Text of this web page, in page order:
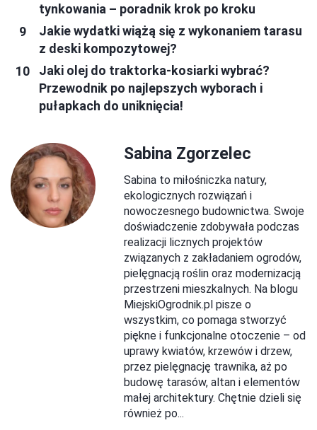
tynkowania – poradnik krok po kroku
Jakie wydatki wiążą się z wykonaniem tarasu
z deski kompozytowej?
Jaki olej do traktorka-kosiarki wybrać?
Przewodnik po najlepszych wyborach i
pułapkach do uniknięcia!
Sabina Zgorzelec
Sabina to miłośniczka natury,
ekologicznych rozwiązań i
nowoczesnego budownictwa. Swoje
doświadczenie zdobywała podczas
realizacji licznych projektów
związanych z zakładaniem ogrodów,
pielęgnacją roślin oraz modernizacją
przestrzeni mieszkalnych. Na blogu
MiejskiOgrodnik.pl pisze o
wszystkim, co pomaga stworzyć
piękne i funkcjonalne otoczenie – od
uprawy kwiatów, krzewów i drzew,
przez pielęgnację trawnika, aż po
budowę tarasów, altan i elementów
małej architektury. Chętnie dzieli się
również po...